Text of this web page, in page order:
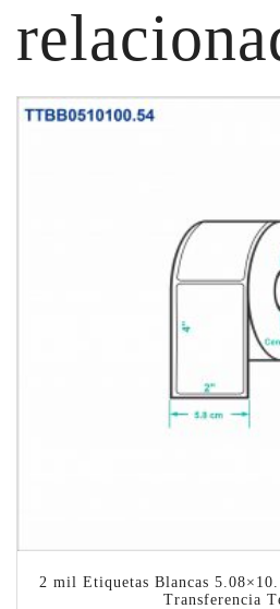
2 mil Etiquetas Blancas
Transferencia